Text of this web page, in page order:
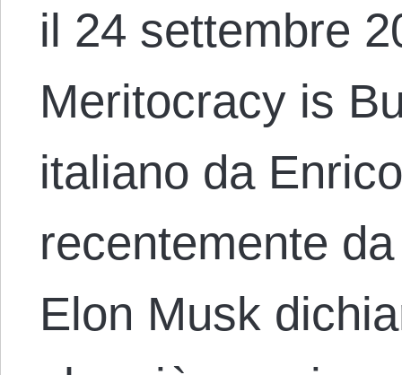
il 24 settembre
Meritocracy is
italiano da
recentemente
Elon Musk